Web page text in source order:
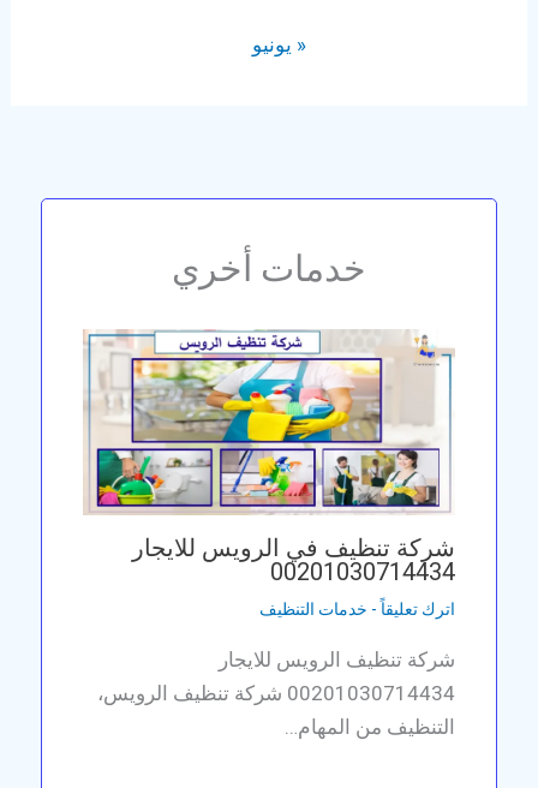
« يونيو
خدمات أخري
شركة تنظيف في الرويس للايجار
00201030714434
اترك تعليقاً - خدمات التنظيف
شركة تنظيف الرويس للايجار
00201030714434 شركة تنظيف الرويس،
التنظيف من المهام…